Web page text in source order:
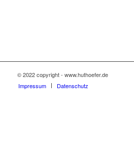
© 2022 copyright - www.huthoefer.de
Impressum
Datenschutz